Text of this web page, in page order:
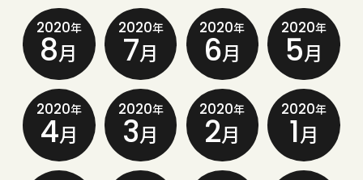
2020年
8月
2020年
7月
2020年
6月
2020年
5月
2020年
4月
2020年
3月
2020年
2月
2020年
1月